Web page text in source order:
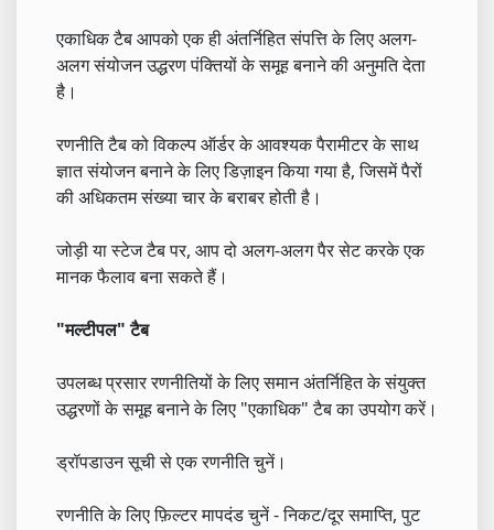
एकाधिक टैब आपको एक ही अंतर्निहित संपत्ति के लिए अलग-
अलग संयोजन उद्धरण पंक्तियों के समूह बनाने की अनुमति देता
है।
रणनीति टैब को विकल्प ऑर्डर के आवश्यक पैरामीटर के साथ
ज्ञात संयोजन बनाने के लिए डिज़ाइन किया गया है, जिसमें पैरों
की अधिकतम संख्या चार के बराबर होती है।
जोड़ी या स्टेज टैब पर, आप दो अलग-अलग पैर सेट करके एक
मानक फैलाव बना सकते हैं।
"मल्टीपल" टैब
उपलब्ध प्रसार रणनीतियों के लिए समान अंतर्निहित के संयुक्त
उद्धरणों के समूह बनाने के लिए "एकाधिक" टैब का उपयोग करें।
ड्रॉपडाउन सूची से एक रणनीति चुनें।
रणनीति के लिए फ़िल्टर मापदंड चुनें - निकट/दूर समाप्ति, पुट